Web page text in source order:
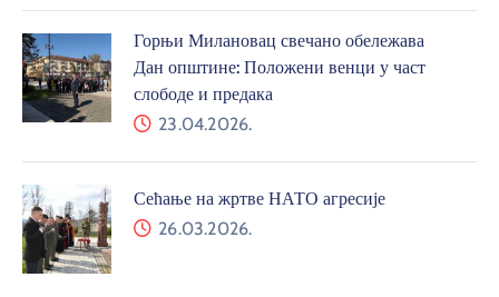
Горњи Милановац свечано обележава
Дан општине: Положени венци у част
слободе и предака
23.04.2026.
Сећање на жртве НАТО агресије
26.03.2026.